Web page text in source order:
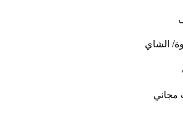
الشاي